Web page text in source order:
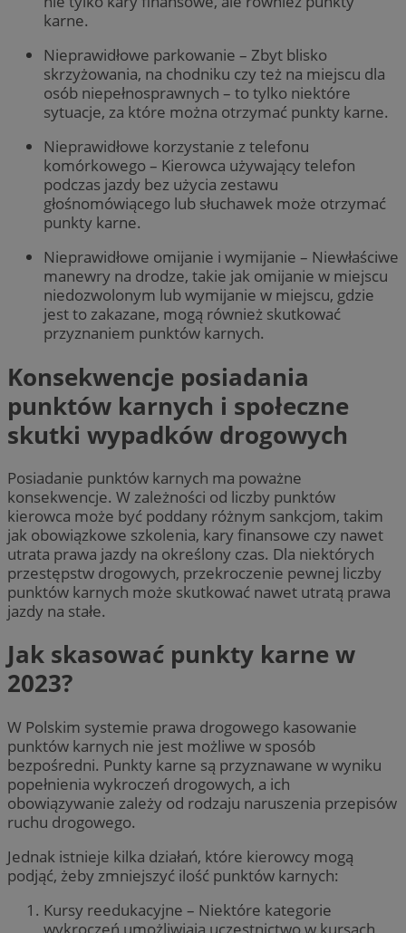
karne.
Nieprawidłowe parkowanie – Zbyt blisko
skrzyżowania, na chodniku czy też na miejscu dla
osób niepełnosprawnych – to tylko niektóre
sytuacje, za które można otrzymać punkty karne.
Nieprawidłowe korzystanie z telefonu
komórkowego – Kierowca używający telefon
podczas jazdy bez użycia zestawu
głośnomówiącego lub słuchawek może otrzymać
punkty karne.
Nieprawidłowe omijanie i wymijanie – Niewłaściwe
manewry na drodze, takie jak omijanie w miejscu
niedozwolonym lub wymijanie w miejscu, gdzie
jest to zakazane, mogą również skutkować
przyznaniem punktów karnych.
Konsekwencje posiadania
punktów karnych i społeczne
skutki wypadków drogowych
Posiadanie punktów karnych ma poważne
konsekwencje. W zależności od liczby punktów
kierowca może być poddany różnym sankcjom, takim
jak obowiązkowe szkolenia, kary finansowe czy nawet
utrata prawa jazdy na określony czas. Dla niektórych
przestępstw drogowych, przekroczenie pewnej liczby
punktów karnych może skutkować nawet utratą prawa
jazdy na stałe.
Jak skasować punkty karne w
2023?
W Polskim systemie prawa drogowego kasowanie
punktów karnych nie jest możliwe w sposób
bezpośredni. Punkty karne są przyznawane w wyniku
popełnienia wykroczeń drogowych, a ich
obowiązywanie zależy od rodzaju naruszenia przepisów
ruchu drogowego.
Jednak istnieje kilka działań, które kierowcy mogą
podjąć, żeby zmniejszyć ilość punktów karnych:
Kursy reedukacyjne – Niektóre kategorie